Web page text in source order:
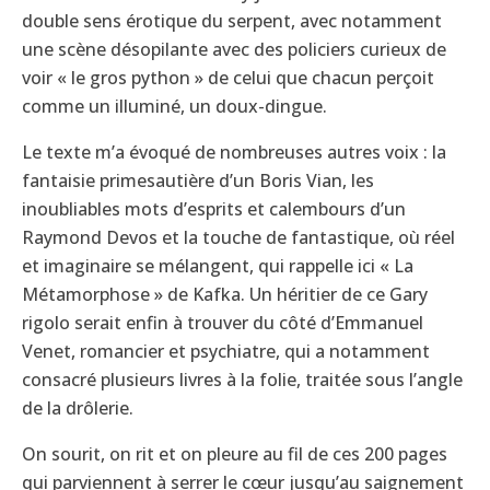
double sens érotique du serpent, avec notamment
une scène désopilante avec des policiers curieux de
voir « le gros python » de celui que chacun perçoit
comme un illuminé, un doux-dingue.
Le texte m’a évoqué de nombreuses autres voix : la
fantaisie primesautière d’un Boris Vian, les
inoubliables mots d’esprits et calembours d’un
Raymond Devos et la touche de fantastique, où réel
et imaginaire se mélangent, qui rappelle ici « La
Métamorphose » de Kafka. Un héritier de ce Gary
rigolo serait enfin à trouver du côté d’Emmanuel
Venet, romancier et psychiatre, qui a notamment
consacré plusieurs livres à la folie, traitée sous l’angle
de la drôlerie.
On sourit, on rit et on pleure au fil de ces 200 pages
qui parviennent à serrer le cœur jusqu’au saignement